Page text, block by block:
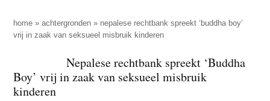
p
d
z
e
i
n
n
d
home »achtergronden » nepalese rechtbank spreekt ‘buddha boy’
vrij in zaak van seksueel misbruik kinderen
Nepalese rechtbank spreekt ‘Buddha
Boy’ vrij in zaak van seksueel misbruik
kinderen